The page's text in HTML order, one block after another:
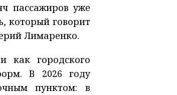
пассажиров уже
который говорит
Лимаренко.
как городского
В 2026 году
пунктом: в